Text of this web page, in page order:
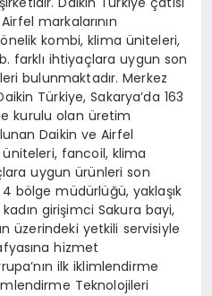
markalarının
kombi, klima üniteleri,
farklı ihtiyaçlara uygun son
bulunmaktadır. Merkez
Türkiye, Sakarya’da 163
kurulu olan üretim
Daikin ve Airfel
üniteleri, fancoil, klima
uygun ürünleri son
bölge müdürlüğü, yaklaşık
kadın girişimci Sakura bayi,
üzerindeki yetkili servisiyle
hizmet
ilk iklimlendirme
Teknolojileri